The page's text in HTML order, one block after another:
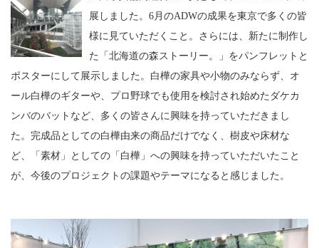
展しました。6月のADWの成果を東京で多くの皆
様に見ていただくこと。さらには、新たに制作し
た「北海道の森ストーリー。」をパンフレットと
ポスターにして展示しました。白樺の家具や小物のみならず、オ
ール白樺のギターや、プロ野球でも使用を検討され始めたダケカ
ンバのバットなど、多くの皆さんに興味を持っていただきまし
た。完成品としての白樺由来の商品だけでなく、樹皮や床材な
ど、「素材」としての「白樺」への興味を持っていただいたこと
が、今後のプロジェクトの課題やテーマになると感じました。